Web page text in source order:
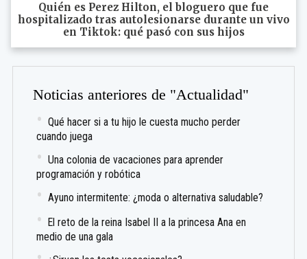
Quién es Perez Hilton, el bloguero que fue
hospitalizado tras autolesionarse durante un vivo
en Tiktok: qué pasó con sus hijos
Noticias anteriores de "Actualidad"
Qué hacer si a tu hijo le cuesta mucho perder
cuando juega
Una colonia de vacaciones para aprender
programación y robótica
Ayuno intermitente: ¿moda o alternativa saludable?
El reto de la reina Isabel II a la princesa Ana en
medio de una gala